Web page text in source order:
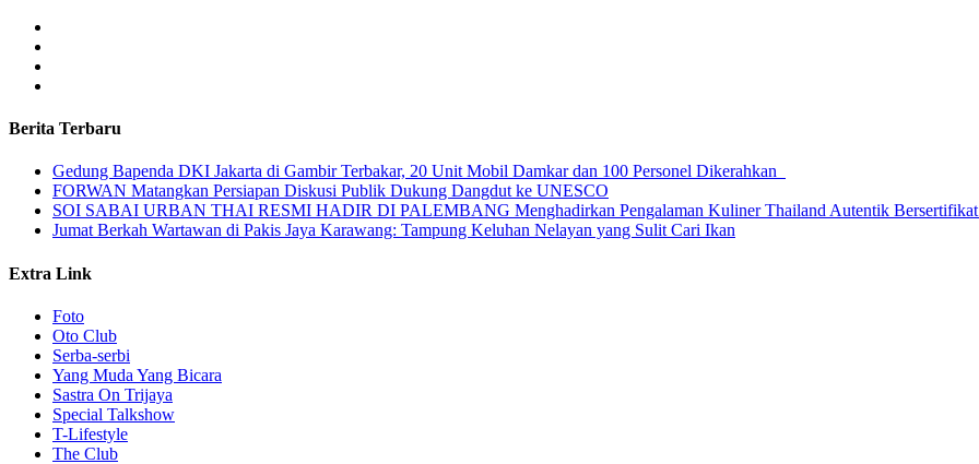
Berita Terbaru
Gedung Bapenda DKI Jakarta di Gambir Terbakar, 20 Unit Mobil Damkar dan 100 Personel Dikerahkan
FORWAN Matangkan Persiapan Diskusi Publik Dukung Dangdut ke UNESCO
SOI SABAI URBAN THAI RESMI HADIR DI PALEMBANG Menghadirkan Pengalaman Kuliner Thailand Autentik
Jumat Berkah Wartawan di Pakis Jaya Karawang: Tampung Keluhan Nelayan yang Sulit Cari Ikan
Extra Link
Foto
Oto Club
Serba-serbi
Yang Muda Yang Bicara
Sastra On Trijaya
Special Talkshow
T-Lifestyle
The Club